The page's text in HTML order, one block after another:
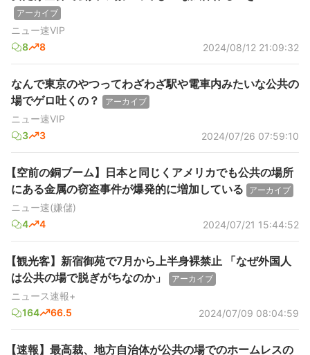
アーカイブ
ニュー速VIP
8
8 2024/08/12 21:09:32
なんで東京のやつってわざわざ駅や電車内みたいな公共の
場でゲロ吐くの？
アーカイブ
ニュー速VIP
3
3 2024/07/26 07:59:10
【空前の銅ブーム】日本と同じくアメリカでも公共の場所
にある金属の窃盗事件が爆発的に増加している
アーカイブ
ニュー速(嫌儲)
4
4 2024/07/21 15:44:52
【観光客】新宿御苑で7月から上半身裸禁止 「なぜ外国人
は公共の場で脱ぎがちなのか」
アーカイブ
ニュース速報+
164
66.5 2024/07/09 08:04:59
【速報】最高裁、地方自治体が公共の場でのホームレスの